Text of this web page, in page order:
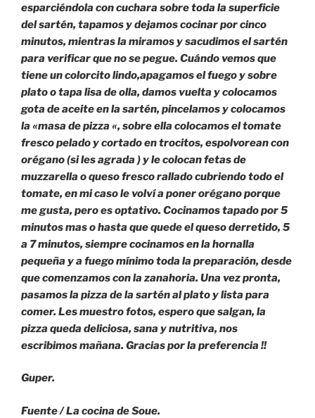
esparciéndola con cuchara sobre toda la superficie
del sartén, tapamos y dejamos cocinar por cinco
minutos, mientras la miramos y sacudimos el sartén
para verificar que no se pegue. Cuándo vemos que
tiene un colorcito lindo,apagamos el fuego y sobre
plato o tapa lisa de olla, damos vuelta y colocamos
gota de aceite en la sartén, pincelamos y colocamos
la «masa de pizza «, sobre ella colocamos el tomate
fresco pelado y cortado en trocitos, espolvorean con
orégano (si les agrada ) y le colocan fetas de
muzzarella o queso fresco rallado cubriendo todo el
tomate, en mi caso le volví a poner orégano porque
me gusta, pero es optativo. Cocinamos tapado por 5
minutos mas o hasta que quede el queso derretido, 5
a 7 minutos, siempre cocinamos en la hornalla
pequeña y a fuego mínimo toda la preparación, desde
que comenzamos con la zanahoria. Una vez pronta,
pasamos la pizza de la sartén al plato y lista para
comer. Les muestro fotos, espero que salgan, la
pizza queda deliciosa, sana y nutritiva, nos
escribimos mañana. Gracias por la preferencia !!
Guper.
Fuente / La cocina de Soue.